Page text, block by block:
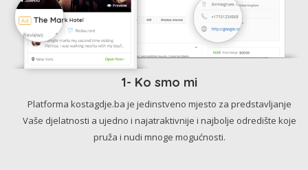
1- Ko smo mi
Platforma kostagdje.ba je jedinstveno mjesto za predstavljanje
Vaše djelatnosti a ujedno i najatraktivnije i najbolje odredište koje
pruža i nudi mnoge mogućnosti.